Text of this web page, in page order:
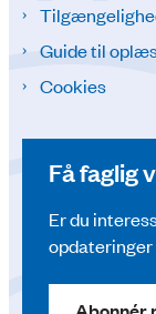
Guide til
Cookies
Få faglig
Er du